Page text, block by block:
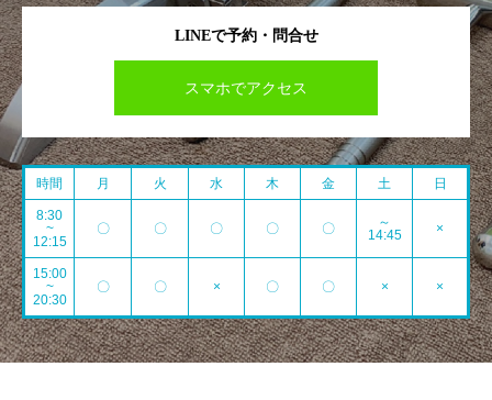
LINEで予約・問合せ
スマホでアクセス
時間 月 火 水 木 金 土 日
8:30
~
12:15
〇 〇 〇 〇 〇
～
14:45
×
15:00
~
20:30
〇 〇 × 〇 〇 × ×